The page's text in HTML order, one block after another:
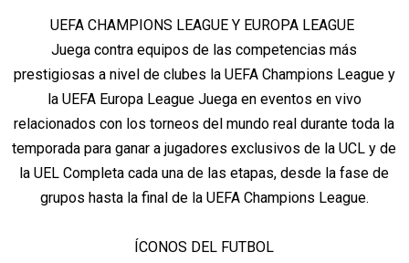
UEFA CHAMPIONS LEAGUE Y EUROPA LEAGUE
Juega contra equipos de las competencias más
prestigiosas a nivel de clubes la UEFA Champions League y
la UEFA Europa League Juega en eventos en vivo
relacionados con los torneos del mundo real durante toda la
temporada para ganar a jugadores exclusivos de la UCL y de
la UEL Completa cada una de las etapas, desde la fase de
grupos hasta la final de la UEFA Champions League.
ÍCONOS DEL FUTBOL